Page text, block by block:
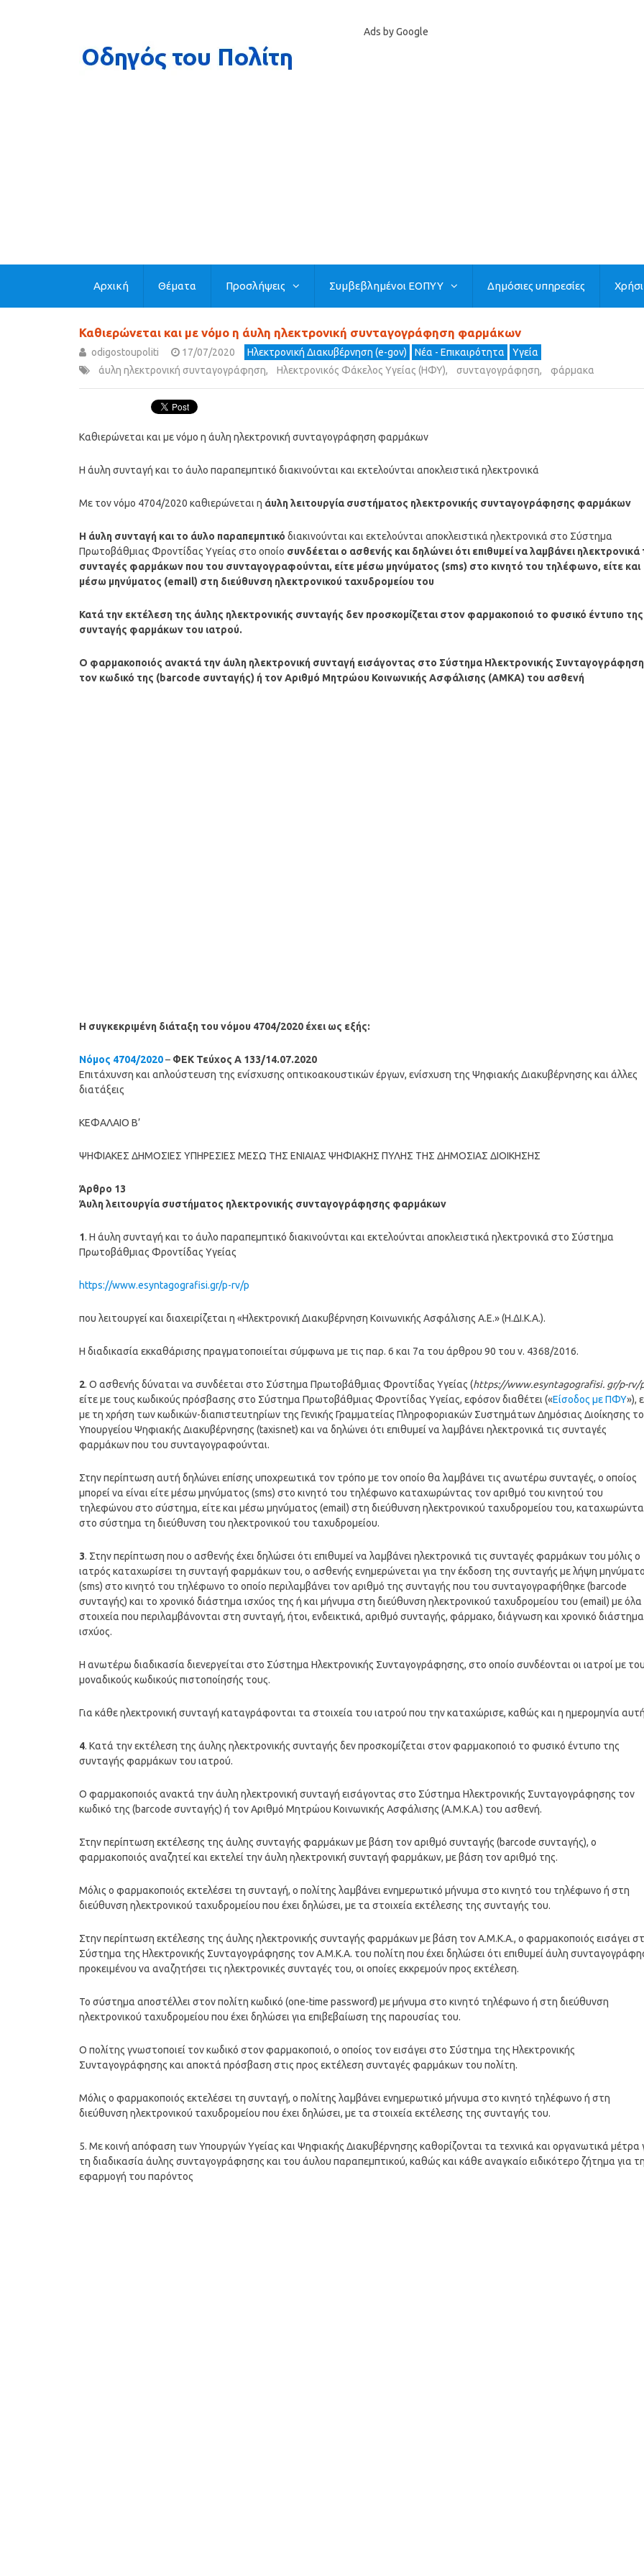
Ads by Google
Αρχική Θέματα Προσλήψεις Συμβεβλημένοι ΕΟΠΥΥ Δημόσιες υπηρεσίες
Καθιερώνεται και με νόμο η άυλη ηλεκτρονική συνταγογράφηση φαρμάκων
odigostoupoliti 17/07/2020 Ηλεκτρονική Διακυβέρνηση (e-gov) Νέα - Επικαιρότητα
Υγεία
άυλη ηλεκτρονική συνταγογράφηση, Ηλεκτρονικός Φάκελος Υγείας (ΗΦΥ), συνταγογράφηση, φάρμακα
Καθιερώνεται και με νόμο η άυλη ηλεκτρονική συνταγογράφηση φαρμάκων
Η άυλη συνταγή και το άυλο παραπεμπτικό διακινούνται και εκτελούνται αποκλειστικά ηλεκτρονικά
Με τον νόμο 4704/2020 καθιερώνεται η άυλη λειτουργία συστήματος ηλεκτρονικής συνταγογράφησης φαρμάκων
Η άυλη συνταγή και το άυλο παραπεμπτικό διακινούνται και εκτελούνται αποκλειστικά ηλεκτρονικά στο Σύστημα
Πρωτοβάθμιας Φροντίδας Υγείας στο οποίο συνδέεται ο ασθενής και δηλώνει ότι επιθυμεί να λαμβάνει ηλεκτρονικά
συνταγές φαρμάκων που του συνταγογραφούνται, είτε μέσω μηνύματος (sms) στο κινητό του τηλέφωνο, είτε και
μέσω μηνύματος (email) στη διεύθυνση ηλεκτρονικού ταχυδρομείου του
Κατά την εκτέλεση της άυλης ηλεκτρονικής συνταγής δεν προσκομίζεται στον φαρμακοποιό το φυσικό έντυπο της
συνταγής φαρμάκων του ιατρού.
Ο φαρμακοποιός ανακτά την άυλη ηλεκτρονική συνταγή εισάγοντας στο Σύστημα Ηλεκτρονικής
τον κωδικό της (barcode συνταγής) ή τον Αριθμό Μητρώου Κοινωνικής Ασφάλισης (ΑΜΚΑ) του ασθενή
Η συγκεκριμένη διάταξη του νόμου 4704/2020 έχει ως εξής:
Νόμος 4704/2020– ΦΕΚ Τεύχος A 133/14.07.2020
Επιτάχυνση και απλούστευση της ενίσχυσης οπτικοακουστικών έργων, ενίσχυση της Ψηφιακής Διακυβέρνησης και άλλες
διατάξεις
ΚΕΦΑΛΑΙΟ Β’
ΨΗΦΙΑΚΕΣ ΔΗΜΟΣΙΕΣ ΥΠΗΡΕΣΙΕΣ ΜΕΣΩ ΤΗΣ ΕΝΙΑΙΑΣ ΨΗΦΙΑΚΗΣ ΠΥΛΗΣ ΤΗΣ ΔΗΜΟΣΙΑΣ ΔΙΟΙΚΗΣΗΣ
Άρθρο 13
Άυλη λειτουργία συστήματος ηλεκτρονικής συνταγογράφησης φαρμάκων
1. Η άυλη συνταγή και το άυλο παραπεμπτικό διακινούνται και εκτελούνται αποκλειστικά ηλεκτρονικά στο Σύστημα
Πρωτοβάθμιας Φροντίδας Υγείας
https://www.esyntagografisi.gr/p-rv/p
που λειτουργεί και διαχειρίζεται η «Ηλεκτρονική Διακυβέρνηση Κοινωνικής Ασφάλισης Α.Ε.» (Η.ΔΙ.Κ.Α.).
Η διαδικασία εκκαθάρισης πραγματοποιείται σύμφωνα με τις παρ. 6 και 7α του άρθρου 90 του ν. 4368/2016.
2. Ο ασθενής δύναται να συνδέεται στο Σύστημα Πρωτοβάθμιας Φροντίδας Υγείας (https://www.esyntagografisi. gr/p-rv/
είτε με τους κωδικούς πρόσβασης στο Σύστημα Πρωτοβάθμιας Φροντίδας Υγείας, εφόσον διαθέτει («Είσοδος με ΠΦΥ»),
με τη χρήση των κωδικών-διαπιστευτηρίων της Γενικής Γραμματείας Πληροφοριακών Συστημάτων Δημόσιας Διοίκησης
Υπουργείου Ψηφιακής Διακυβέρνησης (taxisnet) και να δηλώνει ότι επιθυμεί να λαμβάνει ηλεκτρονικά τις συνταγές
φαρμάκων που του συνταγογραφούνται.
Στην περίπτωση αυτή δηλώνει επίσης υποχρεωτικά τον τρόπο με τον οποίο θα λαμβάνει τις ανωτέρω συνταγές, ο οποίος
μπορεί να είναι είτε μέσω μηνύματος (sms) στο κινητό του τηλέφωνο καταχωρώντας τον αριθμό του κινητού του
τηλεφώνου στο σύστημα, είτε και μέσω μηνύματος (email) στη διεύθυνση ηλεκτρονικού ταχυδρομείου του,
στο σύστημα τη διεύθυνση του ηλεκτρονικού του ταχυδρομείου.
3. Στην περίπτωση που ο ασθενής έχει δηλώσει ότι επιθυμεί να λαμβάνει ηλεκτρονικά τις συνταγές φαρμάκων του μόλις ο
ιατρός καταχωρίσει τη συνταγή φαρμάκων του, ο ασθενής ενημερώνεται για την έκδοση της συνταγής με λήψη
(sms) στο κινητό του τηλέφωνο το οποίο περιλαμβάνει τον αριθμό της συνταγής που του συνταγογραφήθηκε (barcode
συνταγής) και το χρονικό διάστημα ισχύος της ή και μήνυμα στη διεύθυνση ηλεκτρονικού ταχυδρομείου του (email) με
στοιχεία που περιλαμβάνονται στη συνταγή, ήτοι, ενδεικτικά, αριθμό συνταγής, φάρμακο, διάγνωση και χρονικό διάστημα
ισχύος.
Η ανωτέρω διαδικασία διενεργείται στο Σύστημα Ηλεκτρονικής Συνταγογράφησης, στο οποίο συνδέονται οι ιατροί με
μοναδικούς κωδικούς πιστοποίησής τους.
Για κάθε ηλεκτρονική συνταγή καταγράφονται τα στοιχεία του ιατρού που την καταχώρισε, καθώς και η ημερομηνία
4. Κατά την εκτέλεση της άυλης ηλεκτρονικής συνταγής δεν προσκομίζεται στον φαρμακοποιό το φυσικό έντυπο της
συνταγής φαρμάκων του ιατρού.
Ο φαρμακοποιός ανακτά την άυλη ηλεκτρονική συνταγή εισάγοντας στο Σύστημα Ηλεκτρονικής Συνταγογράφησης τον
κωδικό της (barcode συνταγής) ή τον Αριθμό Μητρώου Κοινωνικής Ασφάλισης (Α.Μ.Κ.Α.) του ασθενή.
Στην περίπτωση εκτέλεσης της άυλης συνταγής φαρμάκων με βάση τον αριθμό συνταγής (barcode συνταγής), ο
φαρμακοποιός αναζητεί και εκτελεί την άυλη ηλεκτρονική συνταγή φαρμάκων, με βάση τον αριθμό της.
Μόλις ο φαρμακοποιός εκτελέσει τη συνταγή, ο πολίτης λαμβάνει ενημερωτικό μήνυμα στο κινητό του τηλέφωνο ή στη
διεύθυνση ηλεκτρονικού ταχυδρομείου που έχει δηλώσει, με τα στοιχεία εκτέλεσης της συνταγής του.
Στην περίπτωση εκτέλεσης της άυλης ηλεκτρονικής συνταγής φαρμάκων με βάση τον Α.Μ.Κ.Α., ο φαρμακοποιός εισάγει
Σύστημα της Ηλεκτρονικής Συνταγογράφησης τον Α.Μ.Κ.Α. του πολίτη που έχει δηλώσει ότι επιθυμεί άυλη
προκειμένου να αναζητήσει τις ηλεκτρονικές συνταγές του, οι οποίες εκκρεμούν προς εκτέλεση.
Το σύστημα αποστέλλει στον πολίτη κωδικό (one-time password) με μήνυμα στο κινητό τηλέφωνο ή στη διεύθυνση
ηλεκτρονικού ταχυδρομείου που έχει δηλώσει για επιβεβαίωση της παρουσίας του.
Ο πολίτης γνωστοποιεί τον κωδικό στον φαρμακοποιό, ο οποίος τον εισάγει στο Σύστημα της Ηλεκτρονικής
Συνταγογράφησης και αποκτά πρόσβαση στις προς εκτέλεση συνταγές φαρμάκων του πολίτη.
Μόλις ο φαρμακοποιός εκτελέσει τη συνταγή, ο πολίτης λαμβάνει ενημερωτικό μήνυμα στο κινητό τηλέφωνο ή στη
διεύθυνση ηλεκτρονικού ταχυδρομείου που έχει δηλώσει, με τα στοιχεία εκτέλεσης της συνταγής του.
5. Με κοινή απόφαση των Υπουργών Υγείας και Ψηφιακής Διακυβέρνησης καθορίζονται τα τεχνικά και οργανωτικά μέτρα
τη διαδικασία άυλης συνταγογράφησης και του άυλου παραπεμπτικού, καθώς και κάθε αναγκαίο ειδικότερο ζήτημα για
εφαρμογή του παρόντος